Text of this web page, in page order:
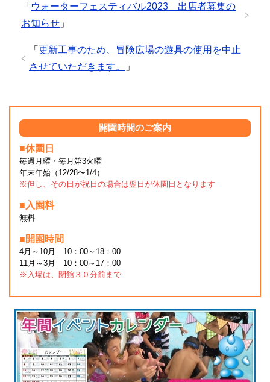
「 ウォーターフェスティバル2023 出店者募集の
お知らせ 」
「 更新工事のため、冒険広場の遊具の使用を中止
させていただきます。
」
開園時間のご案内
■休園日
毎週月曜・毎月第3火曜
年末年始（12/28〜1/4）
※但し、その日が祝日の場合は翌日が休園日となります
■入園料
無料
■開園時間
4月～10月 10：00～18：00
11月～3月 10：00～17：00
※入場は、閉館３０分前まで